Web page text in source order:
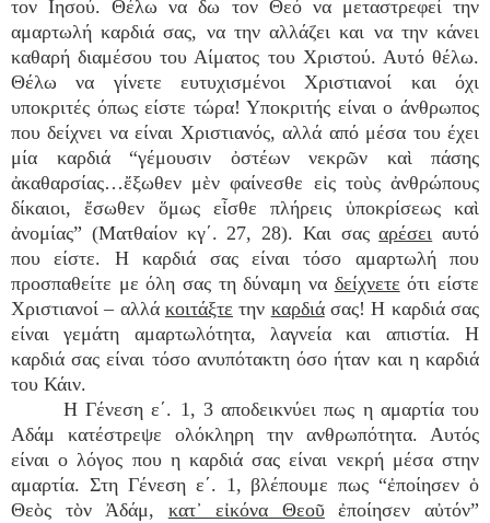
τον Ιησού. Θέλω να δω τον Θεό να μεταστρεφεί την
αμαρτωλή καρδιά σας, να την αλλάζει και να την κάνει
καθαρή διαμέσου του Αίματος του Χριστού. Αυτό θέλω.
Θέλω να γίνετε ευτυχισμένοι Χριστιανοί και όχι
υποκριτές όπως είστε τώρα! Υποκριτής είναι ο άνθρωπος
που δείχνει να είναι Χριστιανός, αλλά από μέσα του έχει
μία καρδιά “γέμουσιν ὀστέων νεκρῶν καὶ πάσης
ἀκαθαρσίας…ἔξωθεν μὲν φαίνεσθε εἰς τοὺς ἀνθρώπους
δίκαιοι, ἔσωθεν ὅμως εἶσθε πλήρεις ὑποκρίσεως καὶ
ἀνομίας” (Ματθαίον κγ΄. 27, 28). Και σαςαρέσει αυτό
που είστε. Η καρδιά σας είναι τόσο αμαρτωλή που
προσπαθείτε με όλη σας τη δύναμη να δείχνετε ότι είστε
Χριστιανοί – αλλά κοιτάξτε την καρδιάσας! Η καρδιά σας
είναι γεμάτη αμαρτωλότητα, λαγνεία και απιστία. Η
καρδιά σας είναι τόσο ανυπότακτη όσο ήταν και η καρδιά
του Κάιν.
Η Γένεση ε΄. 1, 3 αποδεικνύει πως η αμαρτία του
Αδάμ κατέστρεψε ολόκληρη την ανθρωπότητα. Αυτός
είναι ο λόγος που η καρδιά σας είναι νεκρή μέσα στην
αμαρτία. Στη Γένεση ε΄. 1, βλέπουμε πως “ἐποίησεν ὁ
Θεὸς τὸν Ἀδάμ, κατ᾿ εἰκόνα Θεοῦἐποίησεν αὐτόν”